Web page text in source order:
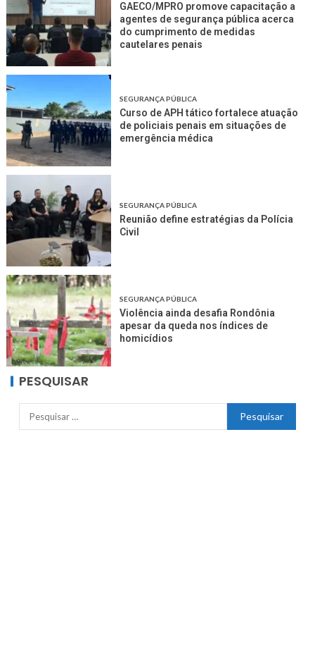
GAECO/MPRO promove capacitação a
agentes de segurança pública acerca
do cumprimento de medidas
cautelares penais
SEGURANÇA PÚBLICA
Curso de APH tático fortalece atuação
de policiais penais em situações de
emergência médica
SEGURANÇA PÚBLICA
Reunião define estratégias da Polícia
Civil
SEGURANÇA PÚBLICA
Violência ainda desafia Rondônia
apesar da queda nos índices de
homicídios
PESQUISAR